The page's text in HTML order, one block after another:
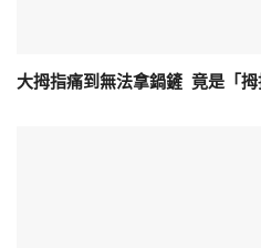
大拇指痛到無法拿鍋鏟 竟是「